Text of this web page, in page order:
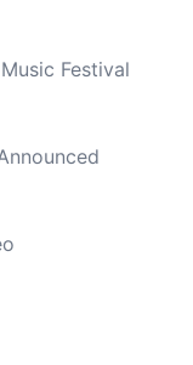
Festival